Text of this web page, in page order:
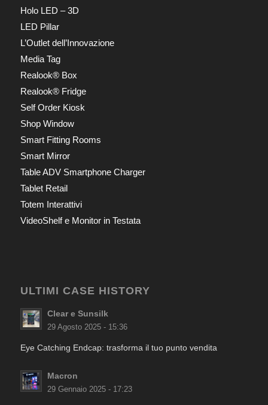
Holo LED – 3D
LED Pillar
L’Outlet dell’Innovazione
Media Tag
Realook® Box
Realook® Fridge
Self Order Kiosk
Shop Window
Smart Fitting Rooms
Smart Mirror
Table ADV Smartphone Charger
Tablet Retail
Totem Interattivi
VideoShelf e Monitor in Testata
ULTIMI CASE HISTORY
Clear e Sunsilk
29 Agosto 2025 - 15:36
Eye Catching Endcap: trasforma il tuo punto vendita
Macron
29 Gennaio 2025 - 17:23